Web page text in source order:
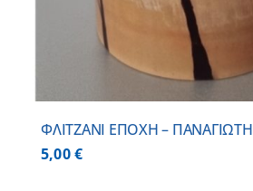
ΦΛΙΤΖΑΝΙ ΕΠΟΧΗ – ΠΑΝΑΓΙΩΤΗ
5,00€